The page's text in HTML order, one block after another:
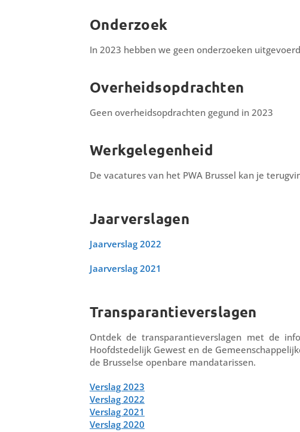
Onderzoek
In 2023 hebben we geen onderzoeken
Overheidsopdrachten
Geen overheidsopdrachten gegund in 2023
Werkgelegenheid
De vacatures van het PWA Brussel kan je
Jaarverslagen
Jaarverslag 2022
Jaarverslag 2021
Transparantieverslagen
Ontdek de transparantieverslagen met de
Hoofdstedelijk Gewest en de
de Brusselse openbare mandatarissen.
Verslag 2023
Verslag 2022
Verslag 2021
Verslag 2020